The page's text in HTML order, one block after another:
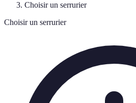
Choisir un serrurier
Choisir un serrurier